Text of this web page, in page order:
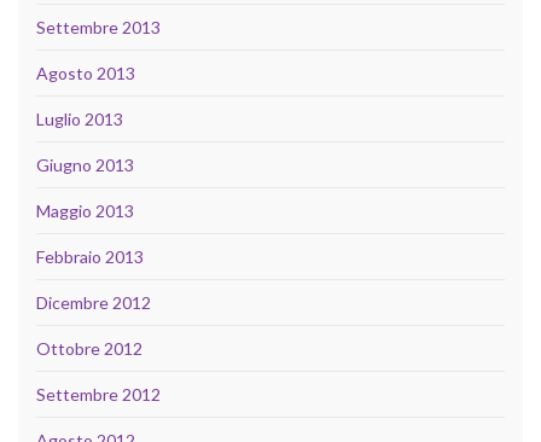
Settembre 2013
Agosto 2013
Luglio 2013
Giugno 2013
Maggio 2013
Febbraio 2013
Dicembre 2012
Ottobre 2012
Settembre 2012